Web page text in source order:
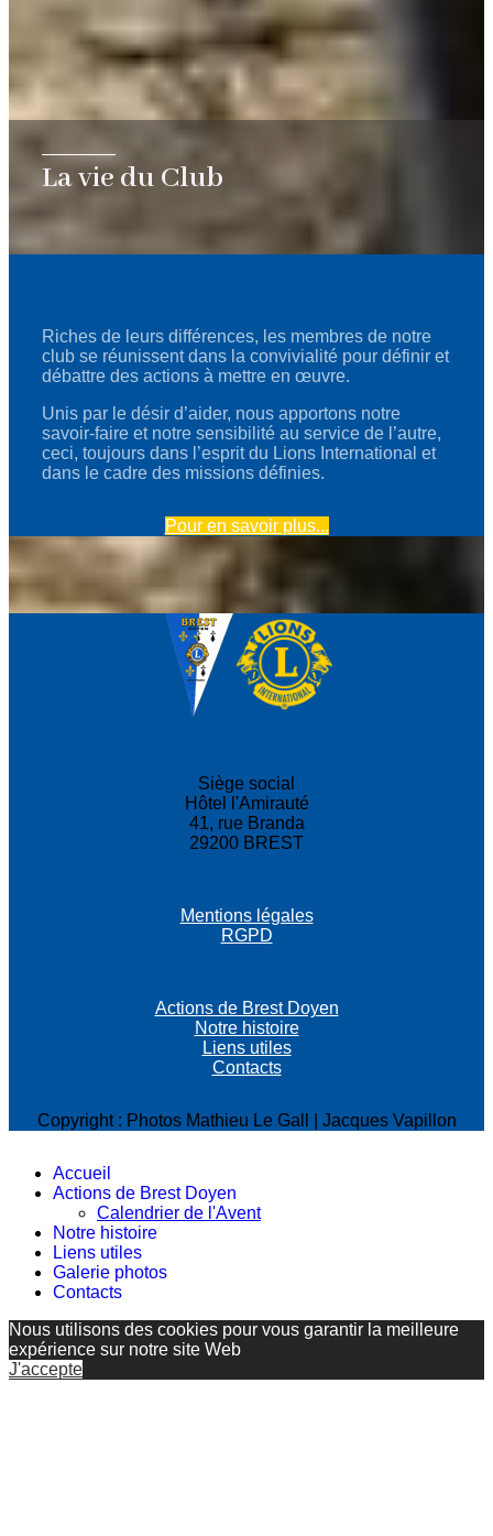
La vie du Club
Riches de leurs différences, les membres de notre
club se réunissent dans la convivialité pour définir et
débattre des actions à mettre en œuvre.
Unis par le désir d’aider, nous apportons notre
savoir-faire et notre sensibilité au service de l’autre,
ceci, toujours dans l’esprit du Lions International et
dans le cadre des missions définies.
Pour en savoir plus...
Siège social
Hôtel l'Amirauté
41, rue Branda
29200 BREST
Mentions légales
RGPD
Actions de Brest Doyen
Notre histoire
Liens utiles
Contacts
Copyright : Photos Mathieu Le Gall | Jacques Vapillon
Accueil
Actions de Brest Doyen
Calendrier de l'Avent
Notre histoire
Liens utiles
Galerie photos
Contacts
Nous utilisons des cookies pour vous garantir la meilleure
expérience sur notre site Web
J'accepte